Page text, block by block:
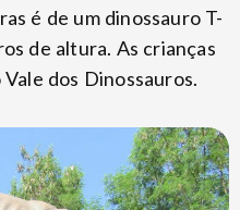
é de um dinossauro T-
de altura. As crianças
dos Dinossauros.